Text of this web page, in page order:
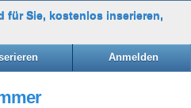
Anmelden